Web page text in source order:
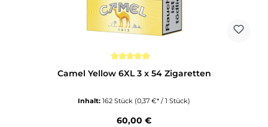
Camel Yellow 6XL 3 x 54 Zigaretten
Inhalt: 162 Stück (0,37 €* / 1 Stück)
Regulärer Preis:
60,00 €